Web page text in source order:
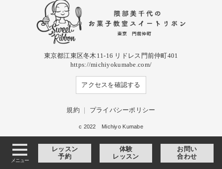
メニュー
レッスン
予約
体験
レッスン
お問い
合わせ
東京都江東区冬木11-16 リドレス門前仲町401
https://michiyokumabe.com/
アクセスを確認する
規約 プライバシーポリシー
c 2022 Michiyo Kumabe